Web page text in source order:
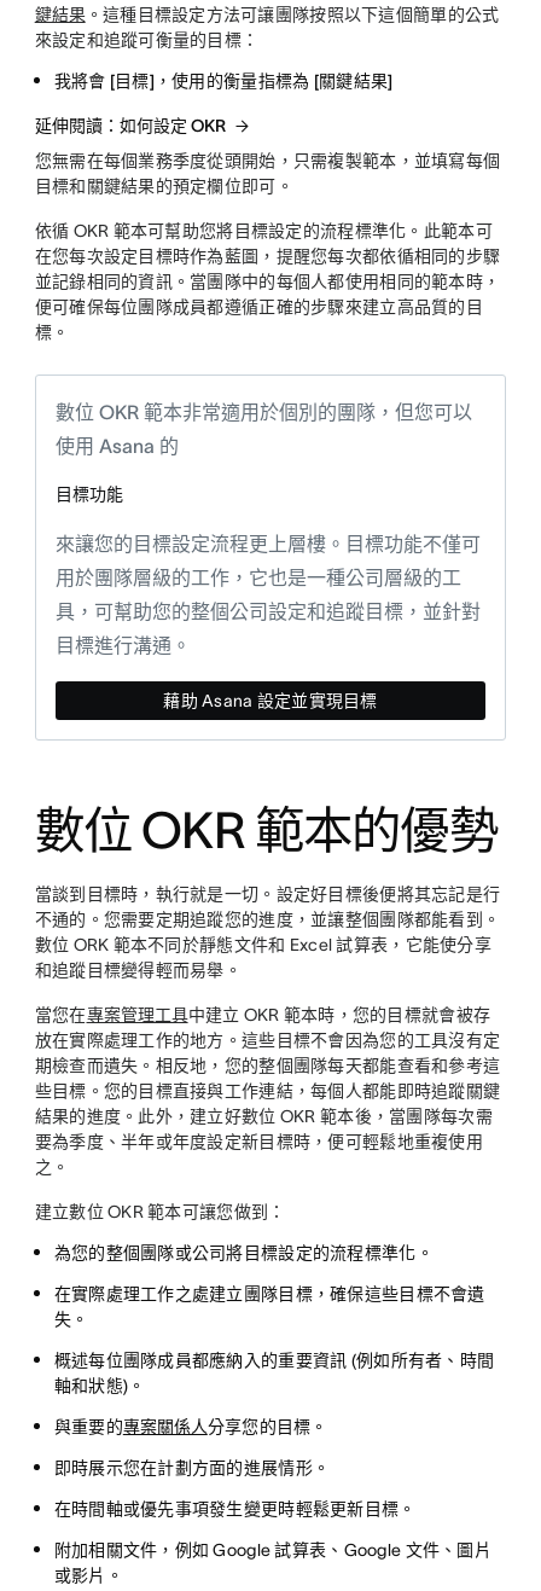
鍵結果。這種目標設定方法可讓團隊按照以下這個簡單的公式
來設定和追蹤可衡量的目標：
我將會 [目標] ，使用的衡量指標為 [關鍵結果]
延伸閱讀：如何設定 OKR
您無需在每個業務季度從頭開始，只需複製範本，並填寫每個
目標和關鍵結果的預定欄位即可。
依循 OKR 範本可幫助您將目標設定的流程標準化。此範本可
在您每次設定目標時作為藍圖，提醒您每次都依循相同的步驟
並記錄相同的資訊。當團隊中的每個人都使用相同的範本時，
便可確保每位團隊成員都遵循正確的步驟來建立高品質的目
標。
數位 OKR 範本非常適用於個別的團隊，但您可以
使用 Asana 的
目標功能
來讓您的目標設定流程更上層樓。目標功能不僅可
用於團隊層級的工作，它也是一種公司層級的工
具，可幫助您的整個公司設定和追蹤目標，並針對
目標進行溝通。
藉助 Asana 設定並實現目標
數位 OKR 範本的優勢
當談到目標時，執行就是一切。設定好目標後便將其忘記是行
不通的。您需要定期追蹤您的進度，並讓整個團隊都能看到。
數位 ORK 範本不同於靜態文件和 Excel 試算表，它能使分享
和追蹤目標變得輕而易舉。
當您在專案管理工具中建立 OKR 範本時，您的目標就會被存
放在實際處理工作的地方。這些目標不會因為您的工具沒有定
期檢查而遺失。相反地，您的整個團隊每天都能查看和參考這
些目標。您的目標直接與工作連結，每個人都能即時追蹤關鍵
結果的進度。此外，建立好數位 OKR 範本後，當團隊每次需
要為季度、半年或年度設定新目標時，便可輕鬆地重複使用
之。
建立數位 OKR 範本可讓您做到：
為您的整個團隊或公司將目標設定的流程標準化。
在實際處理工作之處建立團隊目標，確保這些目標不會遺
失。
概述每位團隊成員都應納入的重要資訊 (例如所有者、時間
軸和狀態)。
與重要的專案關係人分享您的目標。
即時展示您在計劃方面的進展情形。
在時間軸或優先事項發生變更時輕鬆更新目標。
附加相關文件，例如 Google 試算表、Google 文件、圖片
或影片。